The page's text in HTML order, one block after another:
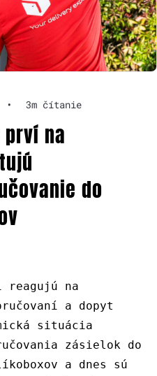
• 3m čítanie
prví na
do
reagujú na
a dopyt
situácia
zásielok do
a dnes sú